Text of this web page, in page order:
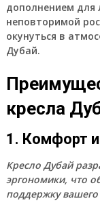
дополнением для
неповторимой
окунуться в
Дубай.
кресла
1. Комфорт
Кресло Дубай
эргономики, что
поддержку